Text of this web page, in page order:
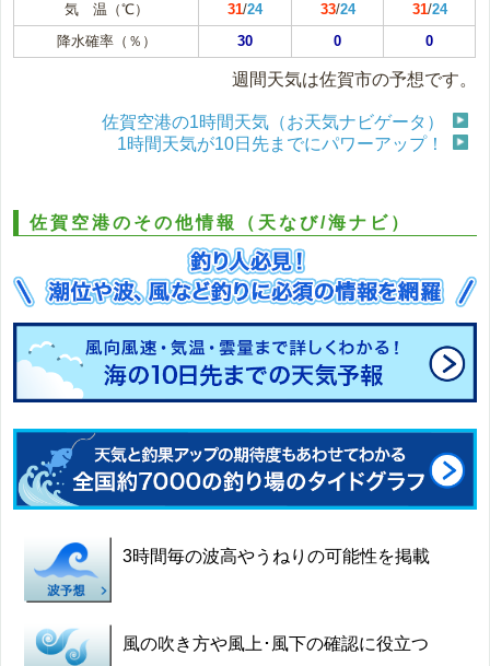
気 温（℃） 31/24 33/24 31/24
降水確率（％）
30 0 0
週間天気は佐賀市の予想です。
佐賀空港の1時間天気（お天気ナビゲータ）
1時間天気が10日先までにパワーアップ！
佐賀空港のその他情報（天なび/海ナビ）
3時間毎の波高やうねりの可能性を掲載
風の吹き方や風上･風下の確認に役立つ